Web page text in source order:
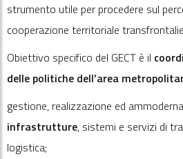
strumento utile per procedere sul
cooperazione territoriale
Obiettivo specifico del GECT è il
delle politiche dell’area
gestione, realizzazione ed
infrastrutture, sistemi e servizi di
logistica;